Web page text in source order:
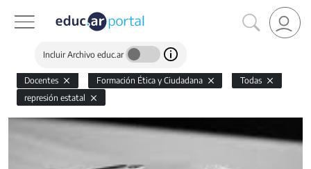
Incluir Archivo educ.ar
Docentes Formación Ética y Ciudadana
Todas
represión estatal